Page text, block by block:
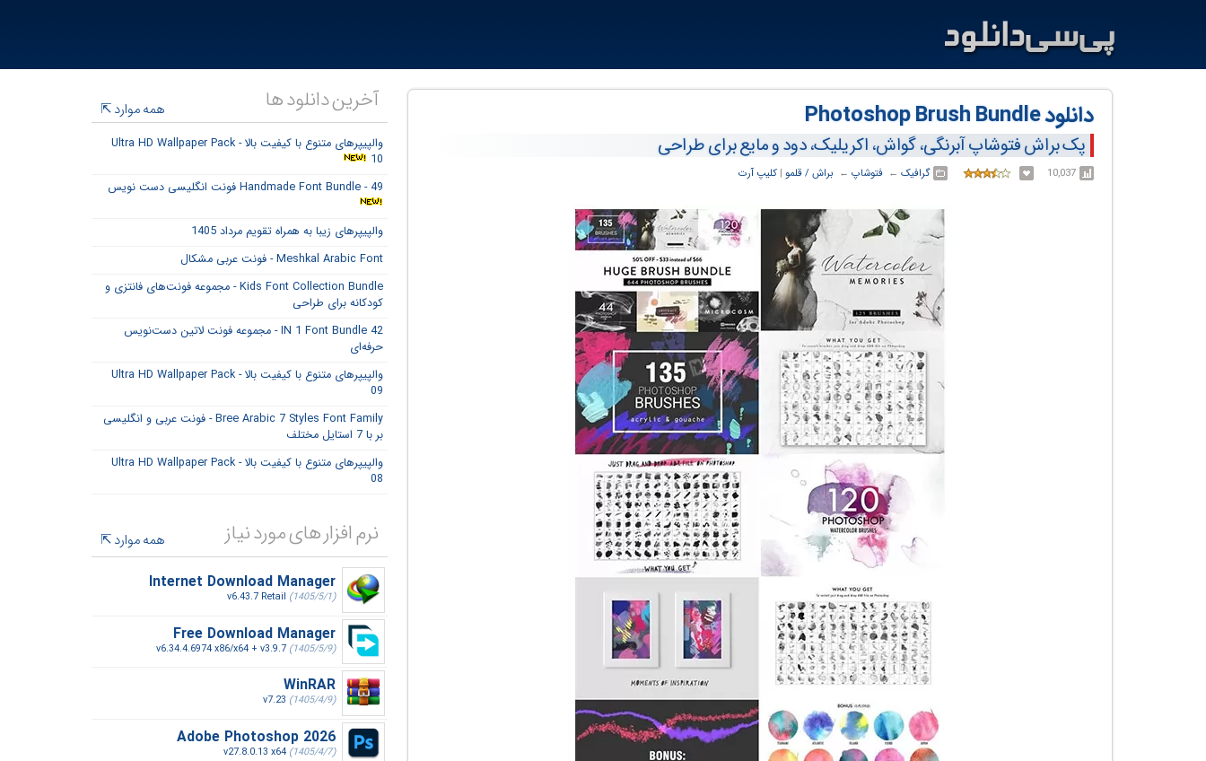
دانلود Photoshop Brush Bundle
پک براش فتوشاپ آبرنگی، گواش، اکریلیک، دود و مایع برای طراحی
10,037 گرافیک ← ‏ فتوشاپ ← ‏ براش / قلمو ‏| کلیپ آرت
آخرین دانلود ها همه موارد
والپیپرهای متنوع با کیفیت بالا - Ultra HD Wallpaper Pack
10
Handmade Font Bundle - 49 فونت انگلیسی دست نویس
والپیپرهای زیبا به همراه تقویم مرداد 1405
Meshkal Arabic Font - فونت عربی مشکال
Kids Font Collection Bundle - مجموعه فونت‌های فانتزی و
کودکانه برای طراحی
42 IN 1 Font Bundle - مجموعه فونت لاتین دست‌نویس
حرفه‌ای
والپیپرهای متنوع با کیفیت بالا - Ultra HD Wallpaper Pack
09
Bree Arabic 7 Styles Font Family - فونت عربی و انگلیسی
بر با 7 استایل مختلف
والپیپرهای متنوع با کیفیت بالا - Ultra HD Wallpaper Pack
08
نرم افزار های مورد نیاز
همه موارد
Internet Download Manager
v6.43.7 Retail (1405/5/1)
Free Download Manager
v6.34.4.6974 x86/x64 + v3.9.7 (1405/5/9)
WinRAR
v7.23 (1405/4/9)
Adobe Photoshop 2026
v27.8.0.13 x64 (1405/4/7)